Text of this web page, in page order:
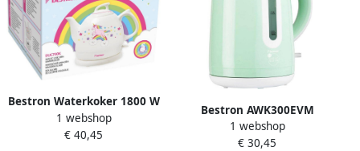
Bestron Waterkoker 1800 W
wit DUC700K
1 webshop
€ 40,45
Bestron AWK300EVM
Waterkoker Mint
1 webshop
€ 30,45